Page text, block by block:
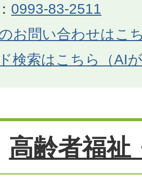
0993-83-2511
お問い合わせはこ
検索はこちら（AI
高齢者福祉